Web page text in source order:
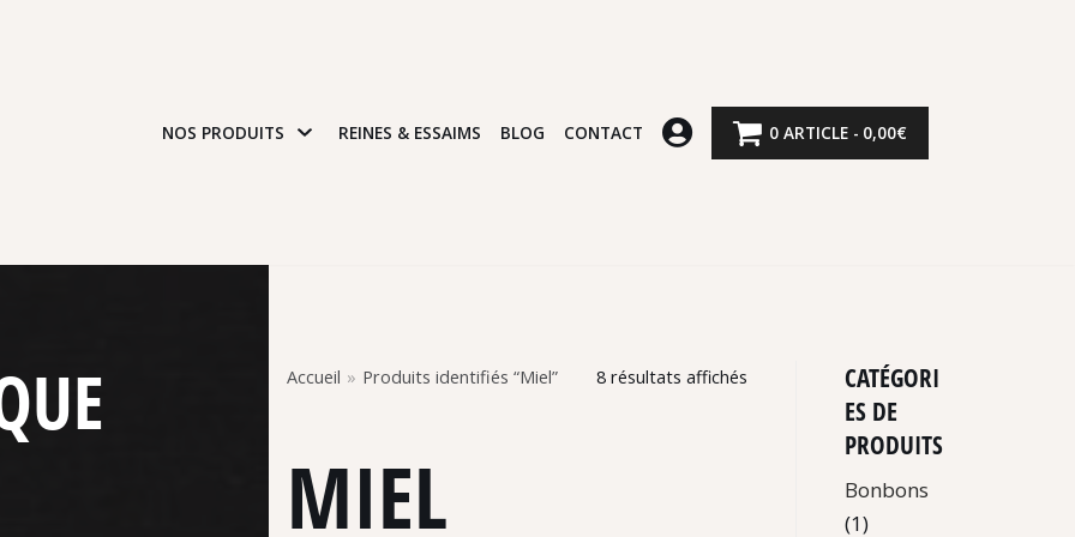
NOS PRODUITS REINES & ESSAIMS BLOG CONTACT 0 ARTICLE 0,00€
Accueil » Produits identifiés “Miel” 8 résultats affichés
MIEL
CATÉGORI
ES DE
PRODUITS
Bonbons
(1)